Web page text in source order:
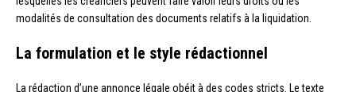
modalités de consultation des documents relatifs à la liquidation.
La formulation et le style rédactionnel
La rédaction d’une annonce légale obéit à des codes stricts. Le texte